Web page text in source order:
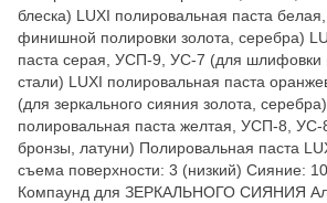
блеска) LUXI полировальная паста
финишной полировки золота, серебра)
паста серая, УСП-9, УС-7 (для шлифовки
стали) LUXI полировальная паста
(для зеркального сияния золота,
полировальная паста желтая, УСП-8, УС-
бронзы, латуни) Полировальная паста
съема поверхности: 3 (низкий) Сияние:
Компаунд для ЗЕРКАЛЬНОГО СИЯНИЯ